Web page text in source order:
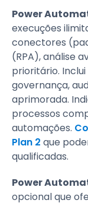
Power
execuções
conectores
(RPA), análise
prioritário.
governança,
aprimorada.
processos
automações.
Plan 2 que
qualificadas.
Power
opcional que